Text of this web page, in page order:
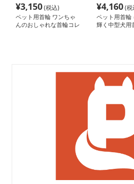
¥3,150(税込)
ペット用首輪 ワンちゃ
んのおしゃれな首輪コレ
¥4,160(税
ペット用首輪
輝く中型犬用